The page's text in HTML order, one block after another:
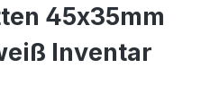
45x35mm
Inventar